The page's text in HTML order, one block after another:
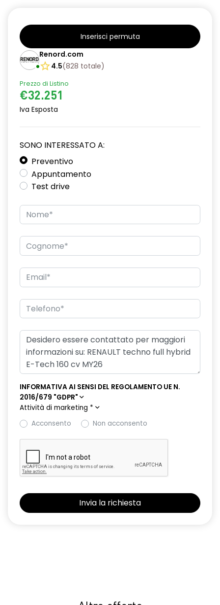
Inserisci permuta
Renord.com
4.5(828 totale)
Prezzo di Listino
€32.251
Iva Esposta
SONO INTERESSATO A:
Preventivo
Appuntamento
Test drive
INFORMATIVA AI SENSI DEL REGOLAMENTO UE N.
2016/679 "GDPR"
Attività di marketing *
Acconsento
Non acconsento